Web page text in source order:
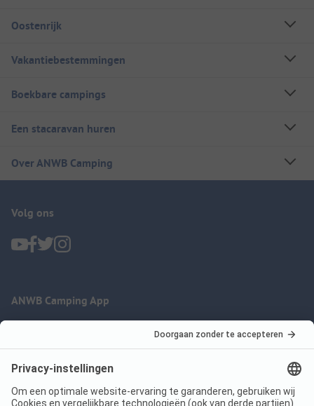
Oostenrijk
Vakantiebestemmingen
Boekbare campings
Een stacaravan huren
Over ANWB Camping
Volg ons
ANWB Camping App